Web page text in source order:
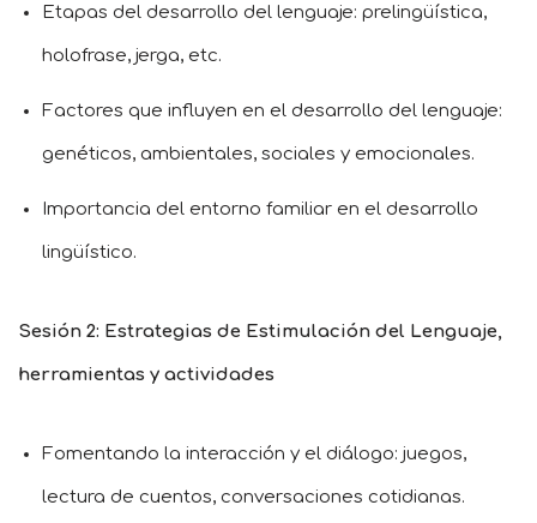
Etapas del desarrollo del lenguaje: prelingüística,
holofrase, jerga, etc.
Factores que influyen en el desarrollo del lenguaje:
genéticos, ambientales, sociales y emocionales.
Importancia del entorno familiar en el desarrollo
lingüístico.
Sesión 2: Estrategias de Estimulación del Lenguaje,
herramientas y actividades
Fomentando la interacción y el diálogo: juegos,
lectura de cuentos, conversaciones cotidianas.